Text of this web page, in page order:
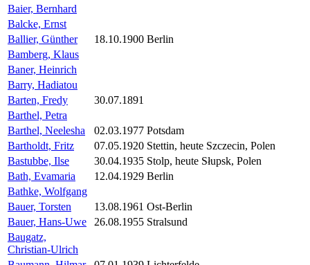
Baier, Bernhard
Balcke, Ernst
Ballier, Günther
18.10.1900 Berlin
Bamberg, Klaus
Baner, Heinrich
Barry, Hadiatou
Barten, Fredy
30.07.1891
Barthel, Petra
Barthel, Neelesha
02.03.1977 Potsdam
Bartholdt, Fritz
07.05.1920 Stettin, heute Szczecin, Polen
Bastubbe, Ilse
30.04.1935 Stolp, heute Słupsk, Polen
Bath, Evamaria
12.04.1929 Berlin
Bathke, Wolfgang
Bauer, Torsten
13.08.1961 Ost-Berlin
Bauer, Hans-Uwe
26.08.1955 Stralsund
Baugatz,
Christian-Ulrich